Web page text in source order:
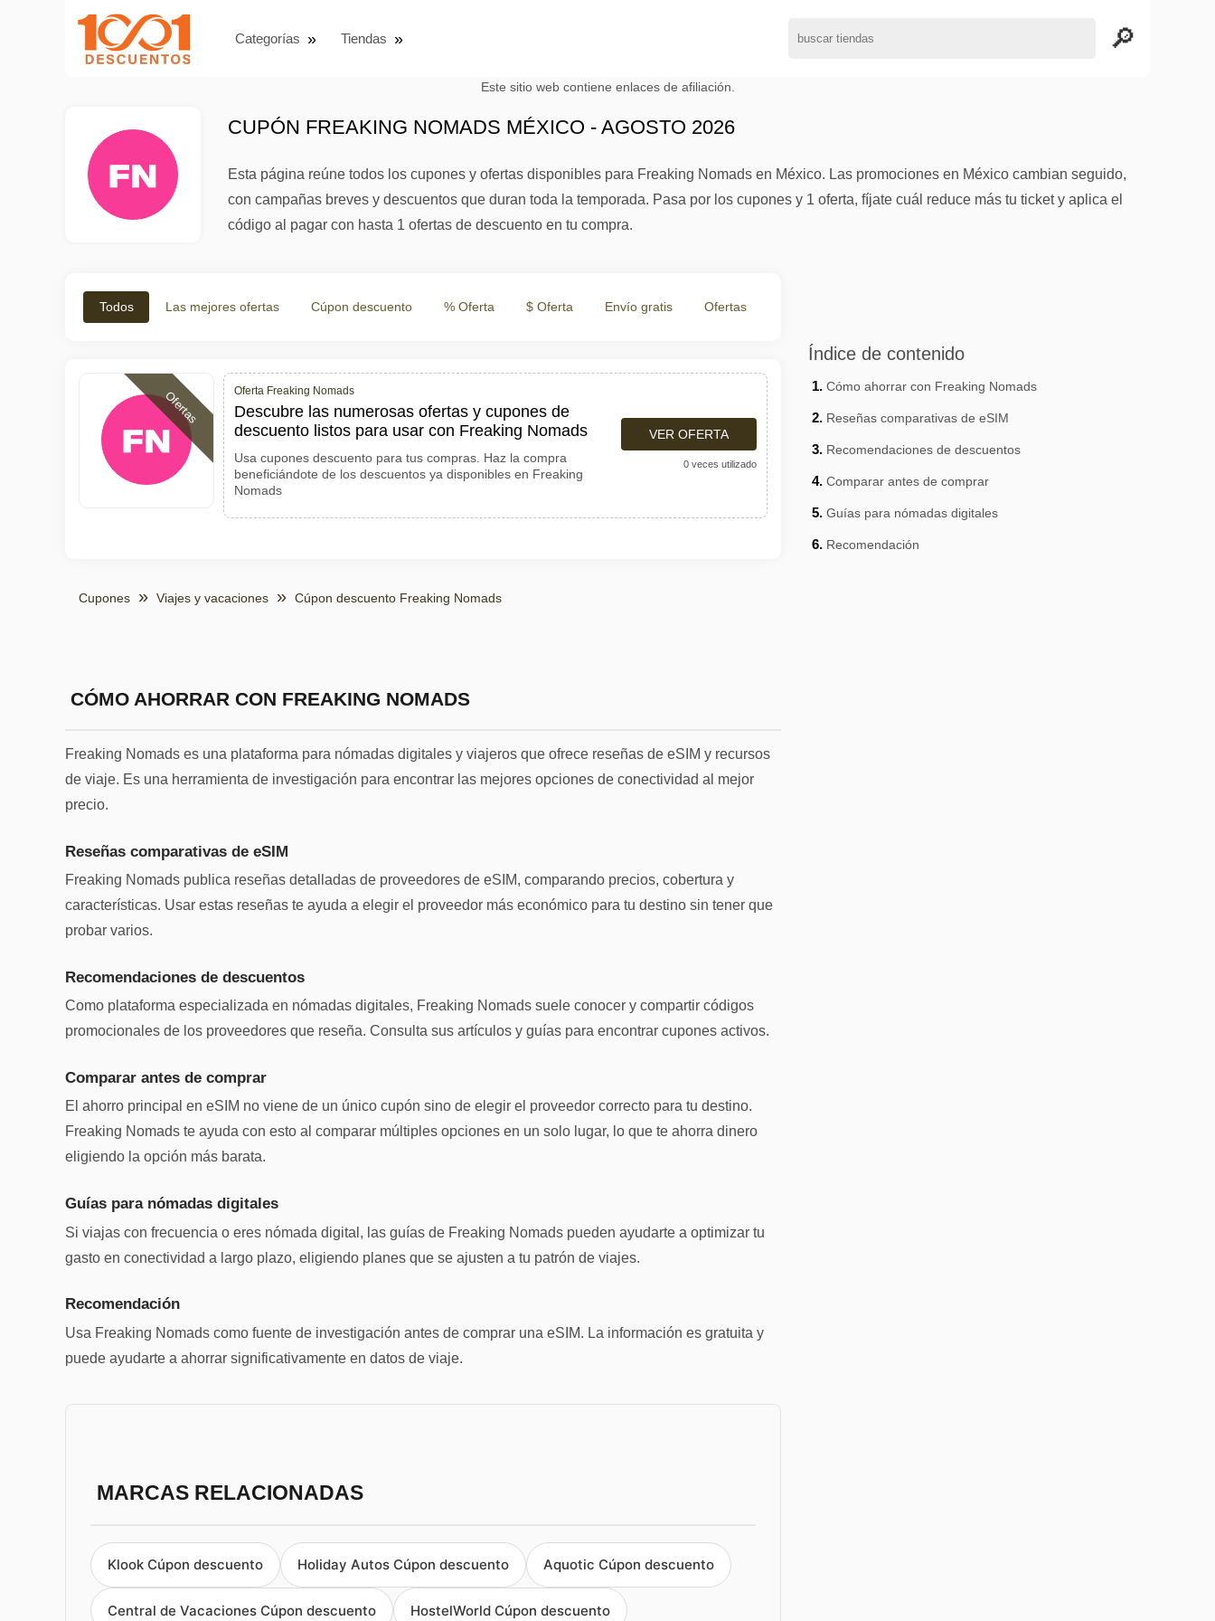
Categorías Tiendas
Este sitio web contiene enlaces de afiliación.
CUPÓN FREAKING NOMADS MÉXICO - AGOSTO 2026
Esta página reúne todos los cupones y ofertas disponibles para Freaking Nomads en México. Las promociones en México cambian seguido,
con campañas breves y descuentos que duran toda la temporada. Pasa por los cupones y 1 oferta, fíjate cuál reduce más tu ticket y aplica el
código al pagar con hasta 1 ofertas de descuento en tu compra.
Todos Las mejores ofertas Cúpon descuento % Oferta $ Oferta Envío gratis Ofertas
Ofertas Oferta Freaking Nomads
Descubre las numerosas ofertas y cupones de
descuento listos para usar con Freaking Nomads
Usa cupones descuento para tus compras. Haz la compra
beneficiándote de los descuentos ya disponibles en Freaking
Nomads
VER OFERTA
0 veces utilizado
Cupones Viajes y vacaciones Cúpon descuento Freaking Nomads
CÓMO AHORRAR CON FREAKING NOMADS
Freaking Nomads es una plataforma para nómadas digitales y viajeros que ofrece reseñas de eSIM y recursos
de viaje. Es una herramienta de investigación para encontrar las mejores opciones de conectividad al mejor
precio.
Reseñas comparativas de eSIM
Freaking Nomads publica reseñas detalladas de proveedores de eSIM, comparando precios, cobertura y
características. Usar estas reseñas te ayuda a elegir el proveedor más económico para tu destino sin tener que
probar varios.
Recomendaciones de descuentos
Como plataforma especializada en nómadas digitales, Freaking Nomads suele conocer y compartir códigos
promocionales de los proveedores que reseña. Consulta sus artículos y guías para encontrar cupones activos.
Comparar antes de comprar
El ahorro principal en eSIM no viene de un único cupón sino de elegir el proveedor correcto para tu destino.
Freaking Nomads te ayuda con esto al comparar múltiples opciones en un solo lugar, lo que te ahorra dinero
eligiendo la opción más barata.
Guías para nómadas digitales
Si viajas con frecuencia o eres nómada digital, las guías de Freaking Nomads pueden ayudarte a optimizar tu
gasto en conectividad a largo plazo, eligiendo planes que se ajusten a tu patrón de viajes.
Recomendación
Usa Freaking Nomads como fuente de investigación antes de comprar una eSIM. La información es gratuita y
puede ayudarte a ahorrar significativamente en datos de viaje.
MARCAS RELACIONADAS
Klook Cúpon descuento Holiday Autos Cúpon descuento Aquotic Cúpon descuento
Central de Vacaciones Cúpon descuento HostelWorld Cúpon descuento
Índice de contenido
Cómo ahorrar con Freaking Nomads
Reseñas comparativas de eSIM
Recomendaciones de descuentos
Comparar antes de comprar
Guías para nómadas digitales
Recomendación